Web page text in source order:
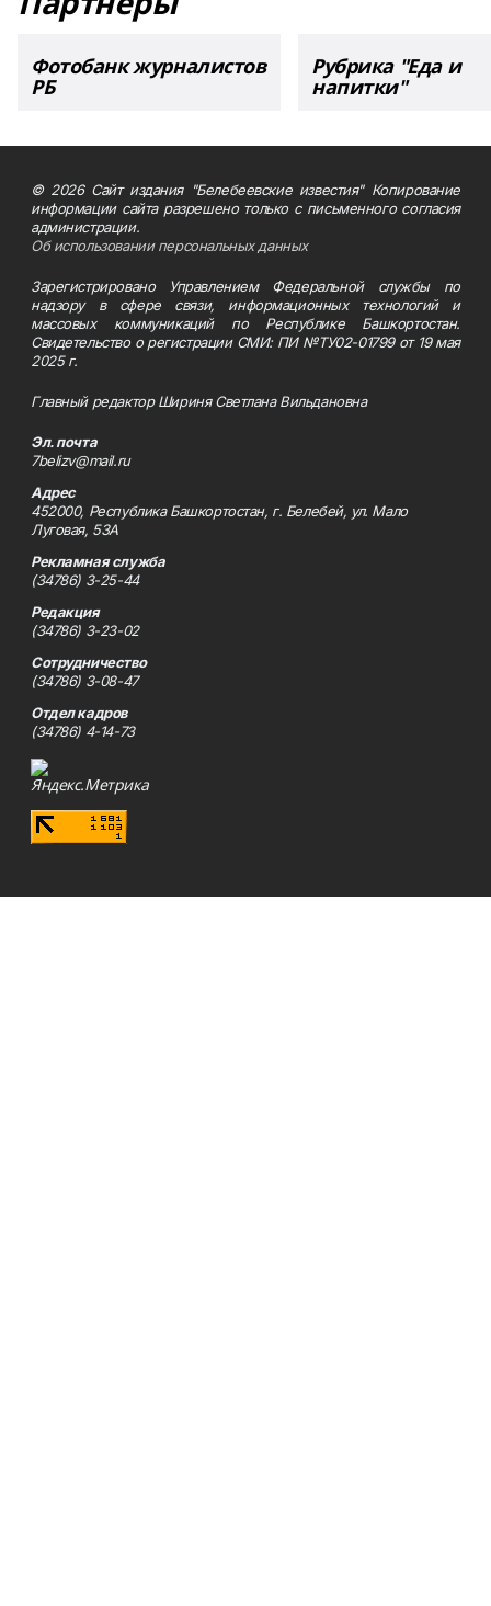
Фотобанк журналистов
РБ
Рубрика "Еда и
напитки"
© 2026 Сайт издания "Белебеевские известия" Копирование
информации сайта разрешено только с письменного согласия
администрации.
Об использовании персональных данных
Зарегистрировано Управлением Федеральной службы по
надзору в сфере связи, информационных технологий и
массовых коммуникаций по Республике Башкортостан.
Свидетельство о регистрации СМИ: ПИ №ТУ02-01799 от 19 мая
2025 г.
Главный редактор Шириня Светлана Вильдановна
Эл. почта
7belizv@mail.ru
Адрес
452000, Республика Башкортостан, г. Белебей, ул. Мало
Луговая, 53А
Рекламная служба
(34786) 3-25-44
Редакция
(34786) 3-23-02
Сотрудничество
(34786) 3-08-47
Отдел кадров
(34786) 4-14-73